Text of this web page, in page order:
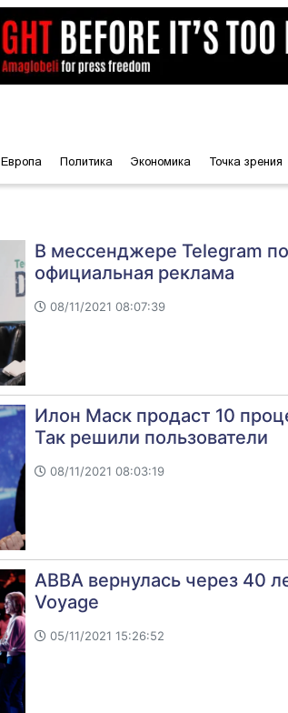
Европа Политика Экономика Точка зрения
В мессенджере Telegram
официальная реклама
08/11/2021 08:07:39
Илон Маск продаст 10
Так решили пользователи
08/11/2021 08:03:19
АВВА вернулась через 40
Voyage
05/11/2021 15:26:52